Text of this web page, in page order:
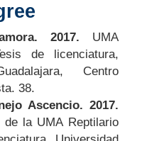
2017. UMA
de licenciatura,
Centro
38.
Ascencio. 2017.
de la UMA Reptilario